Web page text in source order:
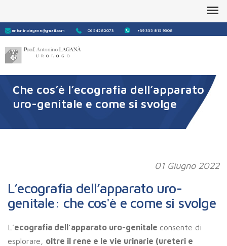
Form
di
ricerca
Cerca
antoninolagana@gmail.com 06 54282073 +39 335 815 9508
Che cos’è l’ecografia dell’apparato
uro-genitale e come si svolge
01 Giugno 2022
L’ecografia dell’apparato uro-
genitale: che cos'è e come si svolge
L’ecografia dell’apparato uro-genitale consente di
esplorare, oltre il rene e le vie urinarie (ureteri e